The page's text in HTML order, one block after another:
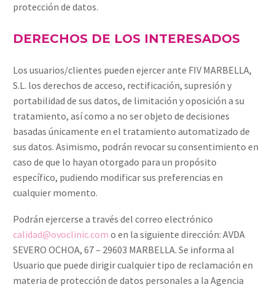
protección de datos.
DERECHOS DE LOS INTERESADOS
Los usuarios/clientes pueden ejercer ante FIV MARBELLA,
S.L. los derechos de acceso, rectificación, supresión y
portabilidad de sus datos, de limitación y oposición a su
tratamiento, así como a no ser objeto de decisiones
basadas únicamente en el tratamiento automatizado de
sus datos. Asimismo, podrán revocar su consentimiento en
caso de que lo hayan otorgado para un propósito
específico, pudiendo modificar sus preferencias en
cualquier momento.
Podrán ejercerse a través del correo electrónico
calidad@ovoclinic.com o en la siguiente dirección: AVDA
SEVERO OCHOA, 67 – 29603 MARBELLA. Se informa al
Usuario que puede dirigir cualquier tipo de reclamación en
materia de protección de datos personales a la Agencia